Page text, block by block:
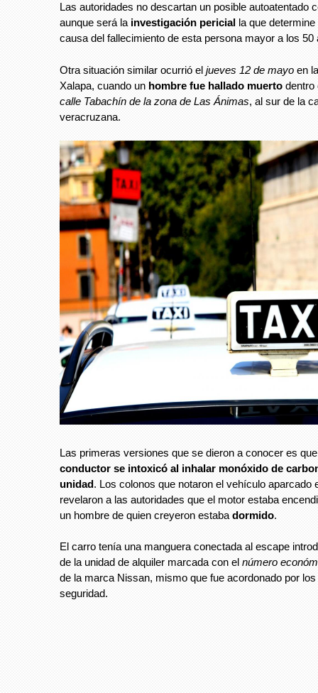
Las autoridades no descartan un posible autoatentado
aunque será la investigación pericial la que
causa del fallecimiento de esta persona mayor a los 50
Otra situación similar ocurrió el jueves 12 de mayo en
Xalapa, cuando un hombre fue hallado muerto dentro
calle Tabachín de la zona de Las Ánimas, al sur de la
veracruzana.
Las primeras versiones que se dieron a conocer es
conductor se intoxicó al inhalar monóxido de
unidad. Los colonos que notaron el vehículo aparcado
revelaron a las autoridades que el motor estaba
un hombre de quien creyeron estaba dormido.
El carro tenía una manguera conectada al escape
de la unidad de alquiler marcada con el número
de la marca Nissan, mismo que fue acordonado por
seguridad.